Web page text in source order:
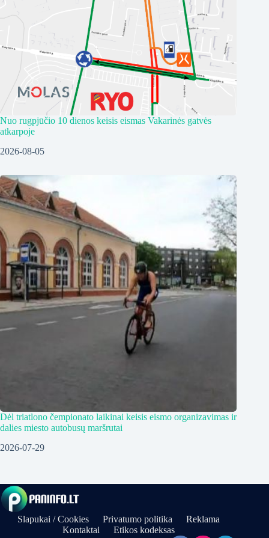
Nuo rugpjūčio 10 dienos keisis eismas Vakarinės gatvės
atkarpoje
2026-08-05
Dėl triatlono čempionato laikinai keisis eismo organizavimas ir
dalies miesto autobusų maršrutai
2026-07-29
Slapukai / Cookies Privatumo politika
Reklama
Kontaktai
Etikos kodeksas